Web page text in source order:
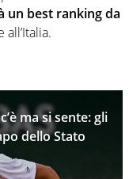
un best ranking da
ma si sente: gli
dello Stato